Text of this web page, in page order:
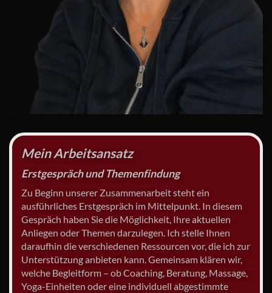
Mein Arbeitsansatz
Erstgespräch und Themenfindung
Zu Beginn unserer Zusammenarbeit steht ein
ausführliches Erstgespräch im Mittelpunkt. In diesem
Gespräch haben Sie die Möglichkeit, Ihre aktuellen
Anliegen oder Themen darzulegen. Ich stelle Ihnen
daraufhin die verschiedenen Ressourcen vor, die ich zur
Unterstützung anbieten kann. Gemeinsam klären wir,
welche Begleitform – ob Coaching, Beratung, Massage,
Yoga-Einheiten oder eine individuell abgestimmte